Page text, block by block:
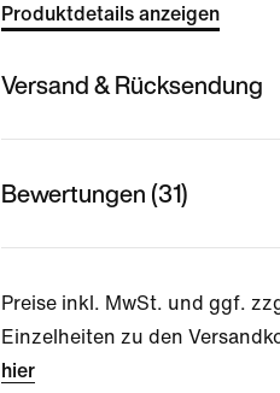
Produktdetails anzeigen
Versand & Rücksendung
Bewertungen (31)
Preise inkl. MwSt. und ggf.
Einzelheiten zu den
hier